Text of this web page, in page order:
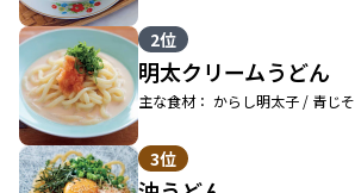
2位
明太クリームうどん
主な食材： からし明太子 / 青じそ
3位